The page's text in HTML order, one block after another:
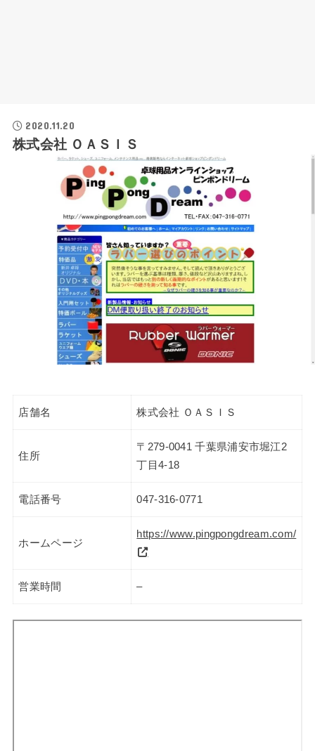
2020.11.20
株式会社 ＯＡＳＩＳ
店舗名 株式会社 ＯＡＳＩＳ
住所
〒279-0041 千葉県浦安市堀江2
丁目4-18
電話番号 047-316-0771
ホームページ
https://www.pingpongdream.com/
営業時間 –